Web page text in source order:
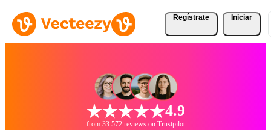
Regístrate Iniciar
4.9
from 33.572 reviews on Trustpilot